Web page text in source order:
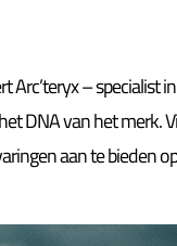
Arc’teryx –
DNA van het merk.
aan te bieden